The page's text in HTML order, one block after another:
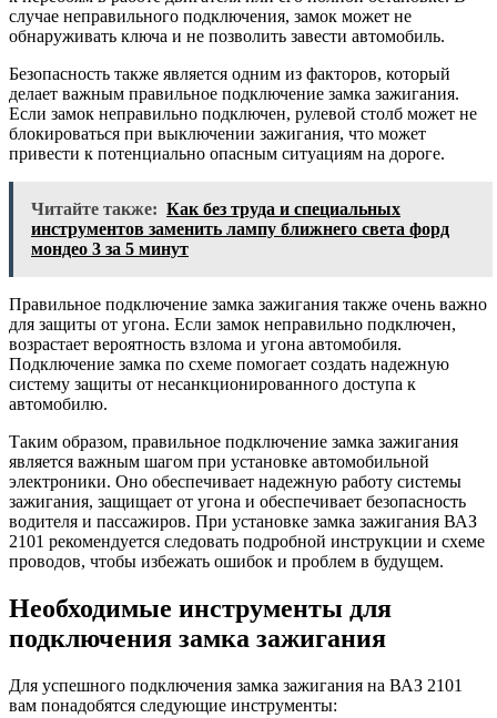
случае неправильного подключения, замок может не
обнаруживать ключа и не позволить завести автомобиль.
Безопасность также является одним из факторов, который
делает важным правильное подключение замка зажигания.
Если замок неправильно подключен, рулевой столб может не
блокироваться при выключении зажигания, что может
привести к потенциально опасным ситуациям на дороге.
Читайте также: Как без труда и специальных
инструментов заменить лампу ближнего света форд
мондео 3 за 5 минут
Правильное подключение замка зажигания также очень важно
для защиты от угона. Если замок неправильно подключен,
возрастает вероятность взлома и угона автомобиля.
Подключение замка по схеме помогает создать надежную
систему защиты от несанкционированного доступа к
автомобилю.
Таким образом, правильное подключение замка зажигания
является важным шагом при установке автомобильной
электроники. Оно обеспечивает надежную работу системы
зажигания, защищает от угона и обеспечивает безопасность
водителя и пассажиров. При установке замка зажигания ВАЗ
2101 рекомендуется следовать подробной инструкции и схеме
проводов, чтобы избежать ошибок и проблем в будущем.
Необходимые инструменты для
подключения замка зажигания
Для успешного подключения замка зажигания на ВАЗ 2101
вам понадобятся следующие инструменты: